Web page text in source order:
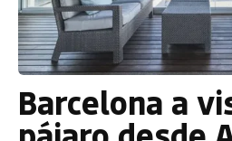
Barcelona a